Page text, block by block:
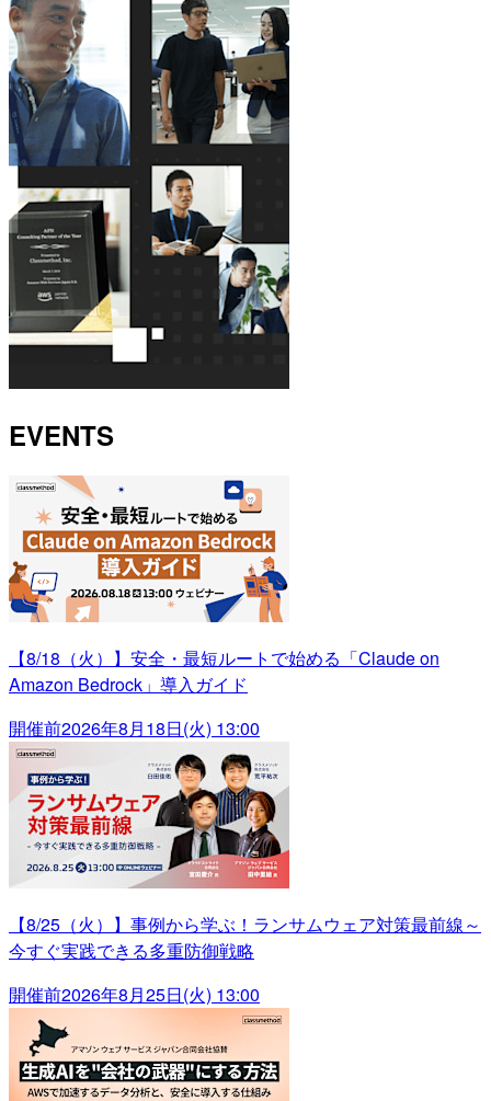
EVENTS
【8/18（火）】安全・最短ルートで始める「Claude on
Amazon Bedrock」導入ガイド
開催前2026年8月18日(火) 13:00
【8/25（火）】事例から学ぶ！ランサムウェア対策最前線～
今すぐ実践できる多重防御戦略
開催前2026年8月25日(火) 13:00